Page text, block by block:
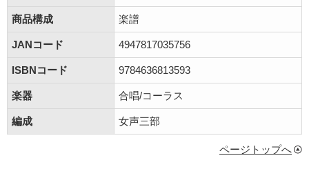
商品構成 楽譜
JANコード 4947817035756
ISBNコード 9784636813593
楽器 合唱/コーラス
編成 女声三部
ページトップへ